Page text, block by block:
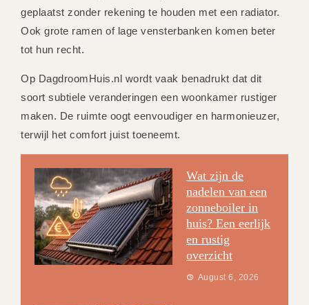
geplaatst zonder rekening te houden met een radiator.
Ook grote ramen of lage vensterbanken komen beter
tot hun recht.
Op DagdroomHuis.nl wordt vaak benadrukt dat dit
soort subtiele veranderingen een woonkamer rustiger
maken. De ruimte oogt eenvoudiger en harmonieuzer,
terwijl het comfort juist toeneemt.
Wat zijn de
nadelen van een
zonneboiler in
huis? Een eerlijk
en rustig
overzicht
August 6, 2026